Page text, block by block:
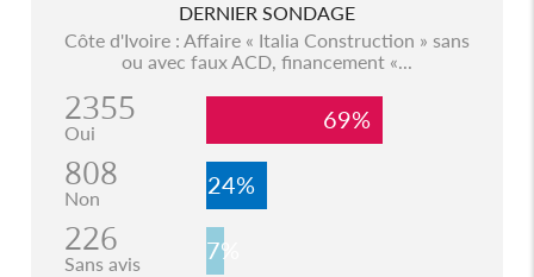
DERNIER SONDAGE
Côte d'Ivoire : Affaire « Italia Construction » sans
ou avec faux ACD, financement «...
2355
Oui 69%
808
Non 24%
226
Sans avis 7%